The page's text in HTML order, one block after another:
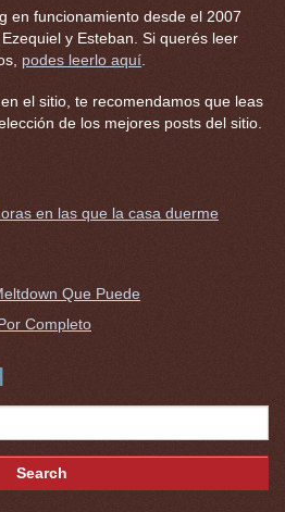
en funcionamiento desde el 2007
y Esteban. Si querés leer
podes leerlo aquí
el sitio, te recomendamos que leas
de los mejores posts del sitio.
en las que la casa duerme
Que Puede
Completo